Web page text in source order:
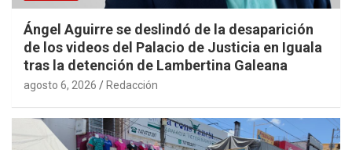
Ángel Aguirre se deslindó de la desaparición
de los videos del Palacio de Justicia en Iguala
tras la detención de Lambertina Galeana
agosto 6, 2026 Redacción